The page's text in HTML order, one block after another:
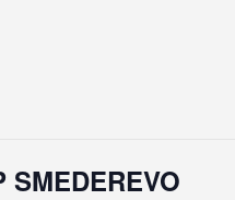
SMEDEREVO